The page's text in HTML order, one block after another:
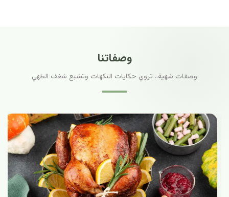
وصفاتنا
وصفات شهية.. تروي حكايات النكهات وتشبع شغف الطهي